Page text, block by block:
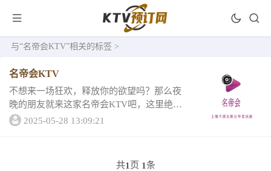
与“名帝会KTV”相关的标签 >
名帝会KTV
不想来一场狂欢，释放你的欲望吗？那么夜
晚的朋友就来这家名帝会KTV吧，这里绝对
气氛劲爆，那么接下来就跟小编一起看看名
2025-05-28 13:09:21
共1 页 1条